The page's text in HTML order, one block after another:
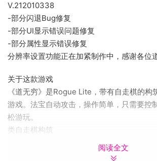
V.212010338
-部分闪退Bug修复
-部分UI显示错误问题修复
-部分属性显示错误修复
分辨率设置功能正在加紧制作中，感谢各位
关于这款游戏
《道无穷》是Rogue Lite，带有自走棋的构
游戏。法宝自动攻击，操作简单，只需要控
松游玩。
类自走棋构筑
法宝三合一，升星，凑羁绊，构筑出一套自
超过60种法宝和20种羁绊可供选择，更具可
阅读全文